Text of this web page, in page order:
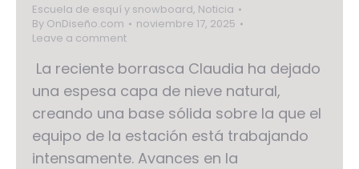
Escuela de esquí y snowboard, Noticia
By OnDiseño.com
noviembre 17, 2025
Leave a comment
La reciente borrasca Claudia ha dejado
una espesa capa de nieve natural,
creando una base sólida sobre la que el
equipo de la estación está trabajando
intensamente. Avances en la